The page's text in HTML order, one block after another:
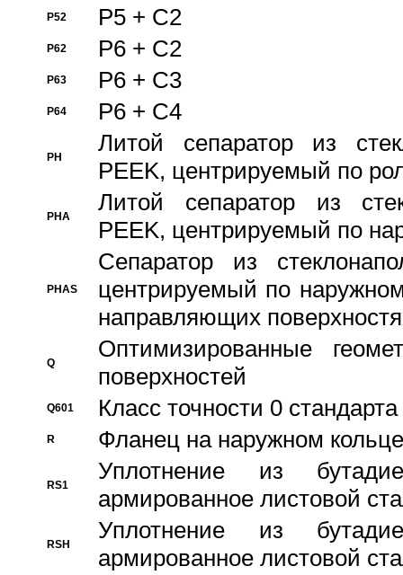
P52 P5 + C2
P62 P6 + C2
P63 P6 + C3
P64 P6 + C4
PH
Литой сепаратор из
PEEK, центрируемый по
PHA
Литой сепаратор из
PEEK, центрируемый по
PHAS
Сепаратор из
центрируемый по
направляющих
Q
Оптимизированные
поверхностей
Q601 Класс точности 0
R Фланец на наружном кольце
RS1
Уплотнение из
армированное листовой
RSH
Уплотнение из
армированное листовой